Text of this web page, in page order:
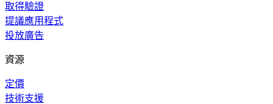
取得驗證
提議應用程式
投放廣告
資源
定價
技術支援